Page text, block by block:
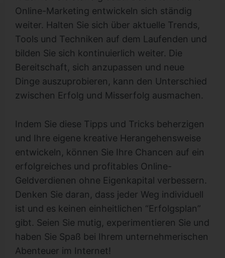
Online-Marketing entwickeln sich ständig
weiter. Halten Sie sich über aktuelle Trends,
Tools und Techniken auf dem Laufenden und
bilden Sie sich kontinuierlich weiter. Die
Bereitschaft, sich anzupassen und neue
Dinge auszuprobieren, kann den Unterschied
zwischen Erfolg und Misserfolg ausmachen.
Indem Sie diese Tipps und Tricks beherzigen
und Ihre eigene kreative Herangehensweise
entwickeln, können Sie Ihre Chancen auf ein
erfolgreiches und profitables Online-
Geldverdienen ohne Eigenkapital verbessern.
Denken Sie daran, dass jeder Weg individuell
ist und es keinen einheitlichen “Erfolgsplan”
gibt. Seien Sie mutig, experimentieren Sie und
haben Sie Spaß bei Ihrem unternehmerischen
Abenteuer im Internet!